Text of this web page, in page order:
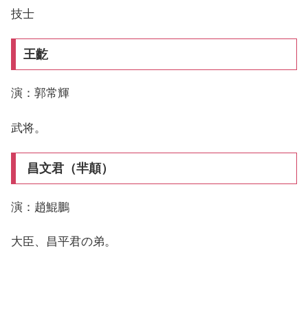
技士
王齕
演：郭常輝
武将。
昌文君（羋顛）
演：趙鯤鵬
大臣、昌平君の弟。